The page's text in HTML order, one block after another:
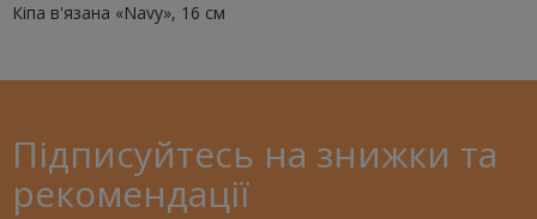
Кіпа в'язана «Navy», 16 см
Підписуйтесь на знижки та
рекомендації